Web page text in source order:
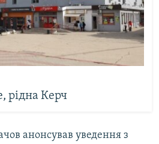
рідна Керч
анонсував уведення з